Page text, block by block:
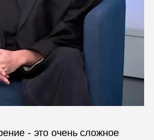
- это очень сложное